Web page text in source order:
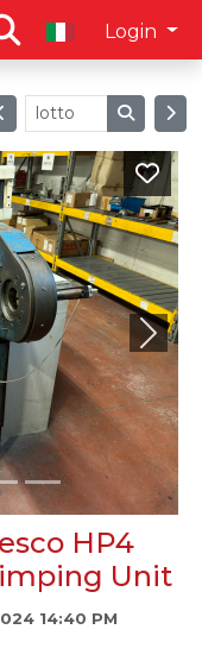
Login
Next
HP4
Unit
14:40 PM